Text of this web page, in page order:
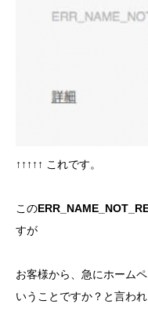
↑↑↑↑↑ これです。
この
すが
お客様から、急にホーム
いうことですか？と言われ